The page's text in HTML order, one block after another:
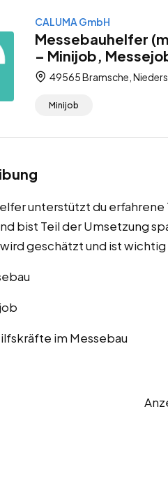
CALUMA GmbH
Messebauhelfer
– Minijob,
49565 Bramsche,
Minijob
unterstützt du
bist Teil der Umsetzung
geschätzt und ist
im Messebau